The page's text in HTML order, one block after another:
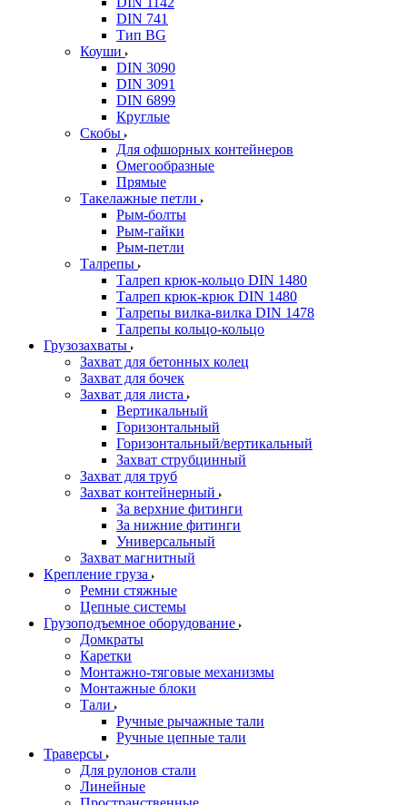
DIN 741
Тип BG
Коуши
DIN 3090
DIN 3091
DIN 6899
Круглые
Скобы
Для офшорных контейнеров
Омегообразные
Прямые
Такелажные петли
Рым-болты
Рым-гайки
Рым-петли
Талрепы
Талреп крюк-кольцо DIN 1480
Талреп крюк-крюк DIN 1480
Талрепы вилка-вилка DIN 1478
Талрепы кольцо-кольцо
Грузозахваты
Захват для бетонных колец
Захват для бочек
Захват для листа
Вертикальный
Горизонтальный
Горизонтальный/вертикальный
Захват струбцинный
Захват для труб
Захват контейнерный
За верхние фитинги
За нижние фитинги
Универсальный
Захват магнитный
Крепление груза
Ремни стяжные
Цепные системы
Грузоподъемное оборудование
Домкраты
Каретки
Монтажно-тяговые механизмы
Монтажные блоки
Тали
Ручные рычажные тали
Ручные цепные тали
Траверсы
Для рулонов стали
Линейные